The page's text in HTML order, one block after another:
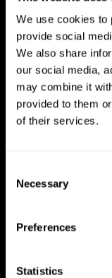
We use cookies to
provide social
We also share
our social media,
may combine it
provided to them
of their services.
Selection
Necessary
Preferences
Statistics